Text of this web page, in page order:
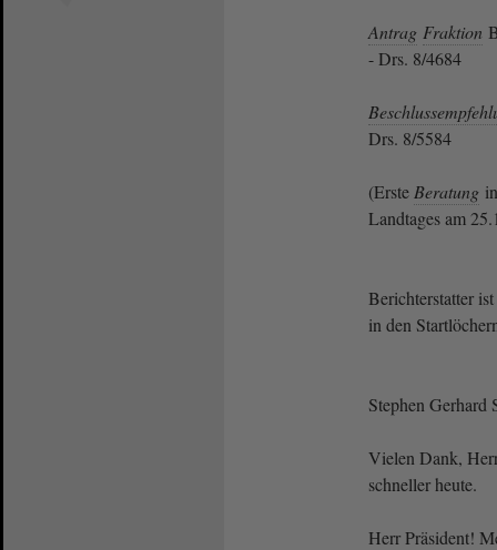
Antrag Fraktion
- Drs. 8/4684
Drs. 8/5584
(Erste Beratung
Landtages am
Berichterstatter
in den
Stephen Gerhard
Vielen Dank,
schneller heute.
Herr Präsident!